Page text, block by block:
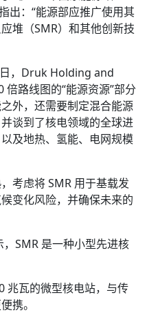
出：“能源部应推广使用其
堆（SMR）和其他创新技
，Druk Holding and
路线图的“能源资源”部分
外，还需要制定混合能源
谈到了核电领域的全球进
及地热、氢能、电网规模
考虑将 SMR 用于基载发
变化风险，并确保未来的
SMR 是一种小型先进核
兆瓦的微型核电站，与传
携。